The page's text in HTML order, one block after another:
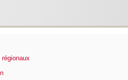
régionaux